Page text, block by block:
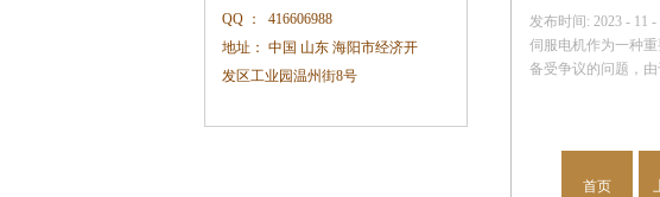
QQ ：
416606988
地址： 中国 山东 海阳市经济开
发区工业园温州街8号
发布时间: 2023 - 11 -
伺服电机作为一种
备受争议的问题，
首页